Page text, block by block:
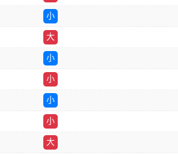
小
大
小
小
小
小
大